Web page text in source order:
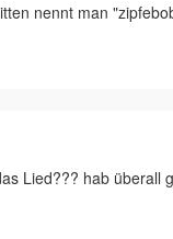
nennt man
Lied??? hab überall